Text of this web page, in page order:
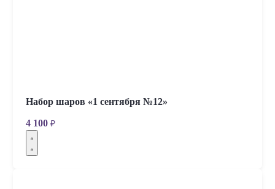
Набор шаров «1 сентября №12»
4 100 ₽